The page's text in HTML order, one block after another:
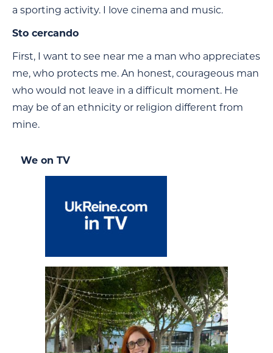
a sporting activity. I love cinema and music.
Sto cercando
First, I want to see near me a man who appreciates
me, who protects me. An honest, courageous man
who would not leave in a difficult moment. He
may be of an ethnicity or religion different from
mine.
We on TV